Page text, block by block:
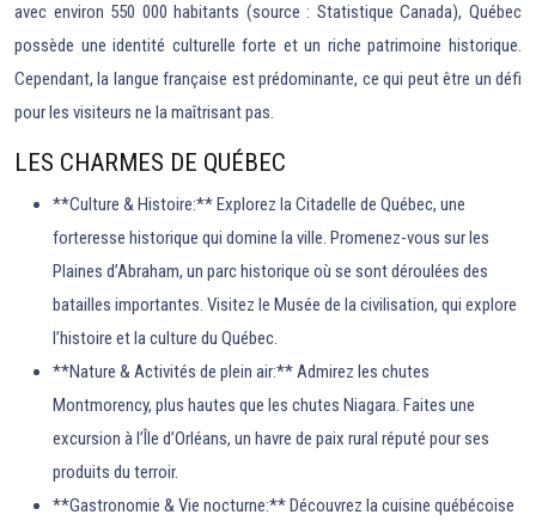
avec environ 550 000 habitants (source : Statistique Canada), Québec
possède une identité culturelle forte et un riche patrimoine historique.
Cependant, la langue française est prédominante, ce qui peut être un défi
pour les visiteurs ne la maîtrisant pas.
LES CHARMES DE QUÉBEC
**Culture & Histoire:** Explorez la Citadelle de Québec, une
forteresse historique qui domine la ville. Promenez-vous sur les
Plaines d’Abraham, un parc historique où se sont déroulées des
batailles importantes. Visitez le Musée de la civilisation, qui explore
l’histoire et la culture du Québec.
**Nature & Activités de plein air:** Admirez les chutes
Montmorency, plus hautes que les chutes Niagara. Faites une
excursion à l’Île d’Orléans, un havre de paix rural réputé pour ses
produits du terroir.
**Gastronomie & Vie nocturne:** Découvrez la cuisine québécoise